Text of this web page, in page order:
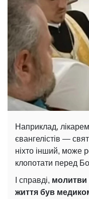
Наприклад,
євангелістів —
ніхто інший, може
клопотати перед
І справді, молитви
життя був